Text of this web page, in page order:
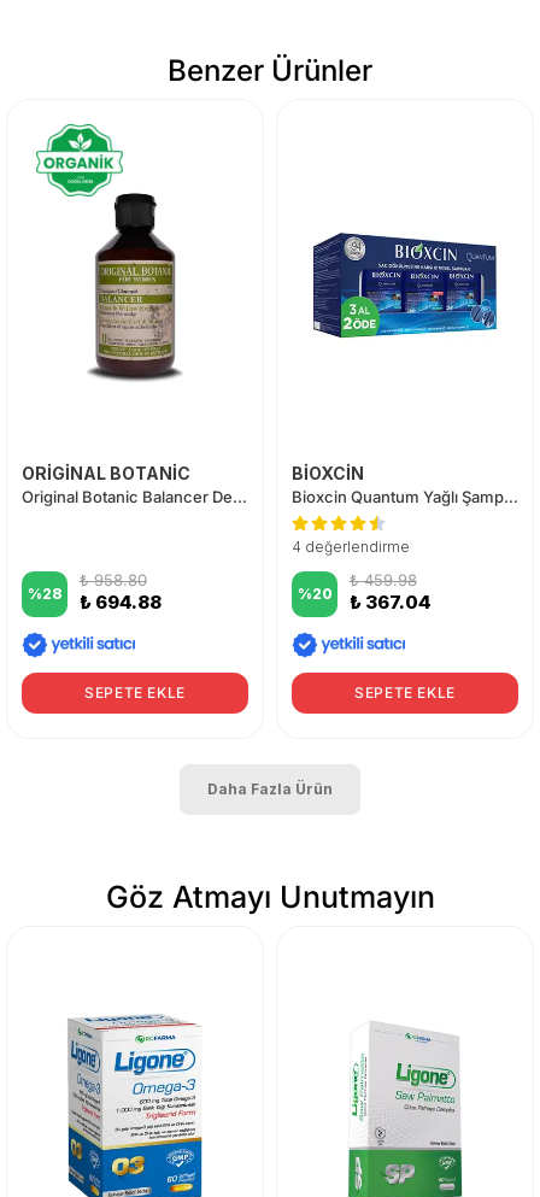
Benzer Ürünler
ORİGİNAL BOTANİC
Original Botanic Balancer Derinlemesine Temizleme Vegan Şampuan Kadın 250 ml
%28
₺ 958.80
₺ 694.88
SEPETE EKLE
BİOXCİN
Bioxcin Quantum Yağlı Şampuan 3 Al 2 Öde
4 değerlendirme
%20
₺ 459.98
₺ 367.04
SEPETE EKLE
Daha Fazla Ürün
Göz Atmayı Unutmayın